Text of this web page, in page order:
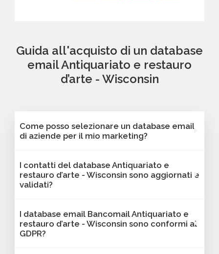
Guida all'acquisto di un database
email Antiquariato e restauro
d’arte - Wisconsin
Come posso selezionare un database email
di aziende per il mio marketing?
nostra piattaforma Bancomail. Troverai
contatti B2B verificati di aziende attive
sono filtrabili per area geografica, settore,
dimensione aziendale e altri criteri utili per il
I contatti del database Antiquariato e
restauro d’arte - Wisconsin sono aggiornati e
validati?
includano email attive e aggiornate. I nostri
database vengono sottoposti a verifiche
I database email Bancomail Antiquariato e
restauro d’arte - Wisconsin sono conformi al
GDPR?